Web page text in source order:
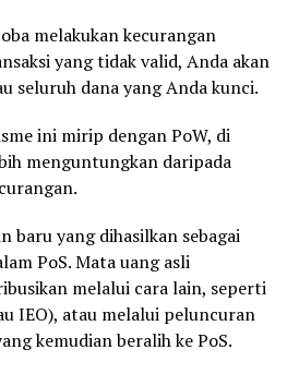
melakukan kecurangan
yang tidak valid, Anda akan
seluruh dana yang Anda kunci.
ini mirip dengan PoW, di
menguntungkan daripada
baru yang dihasilkan sebagai
PoS. Mata uang asli
melalui cara lain, seperti
IEO), atau melalui peluncuran
kemudian beralih ke PoS.